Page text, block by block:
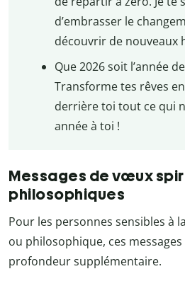
d’embrasser le
découvrir de nouveaux
Que 2026 soit l’année
Transforme tes rêves
derrière toi tout ce qui
année à toi !
Messages de vœux
philosophiques
Pour les personnes sensibles à
ou philosophique, ces
profondeur supplémentaire.